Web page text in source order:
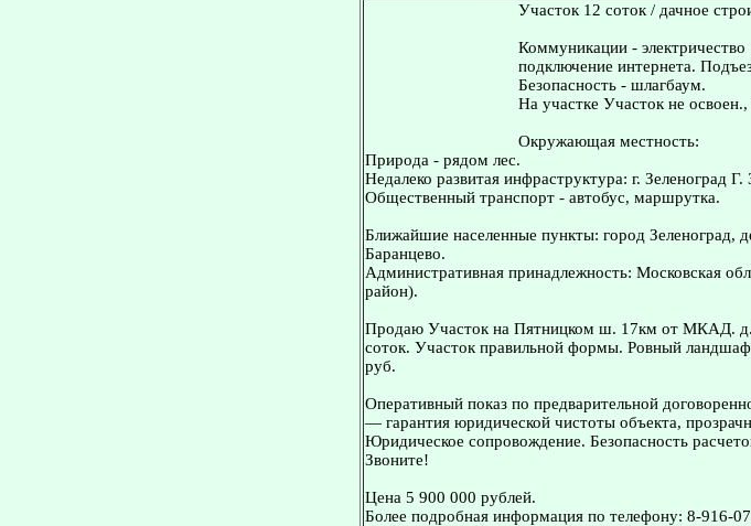
Участок 12 соток / дачное
Коммуникации -
подключение интернета.
Безопасность - шлагбаум.
На участке Участок не
Окружающая местность:
Природа - рядом лес.
Недалеко развитая инфраструктура: г. Зеленоград
Общественный транспорт - автобус, маршрутка.
Ближайшие населенные пункты: город Зеленоград,
Баранцево.
Административная принадлежность: Московская
район).
Продаю Участок на Пятницком ш. 17км от МКАД.
соток. Участок правильной формы. Ровный
руб.
Оперативный показ по предварительной
— гарантия юридической чистоты объекта,
Юридическое сопровождение. Безопасность
Звоните!
Цена 5 900 000 рублей.
Более подробная информация по телефону: 8-916-